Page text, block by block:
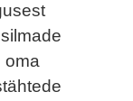
oma